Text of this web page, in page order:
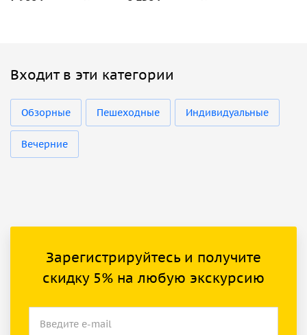
Входит в эти категории
Обзорные Пешеходные Индивидуальные
Вечерние
Зарегистрируйтесь и получите
скидку 5% на любую экскурсию